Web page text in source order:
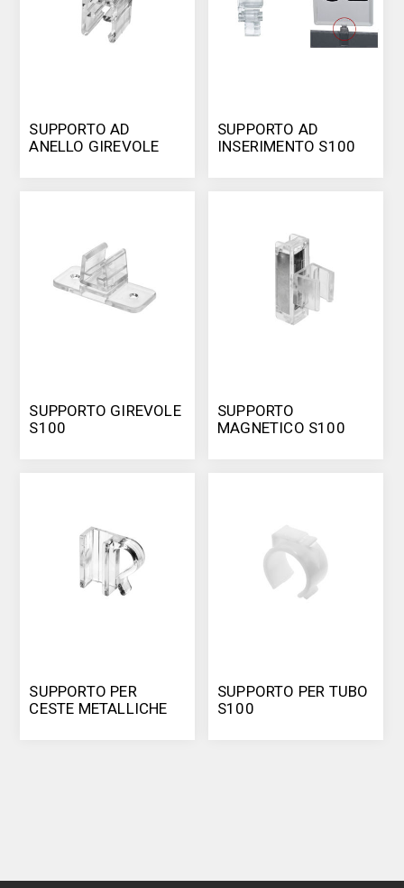
SUPPORTO AD
ANELLO GIREVOLE
SUPPORTO AD
INSERIMENTO S100
SUPPORTO GIREVOLE
S100
SUPPORTO
MAGNETICO S100
SUPPORTO PER
CESTE METALLICHE
SUPPORTO PER TUBO
S100